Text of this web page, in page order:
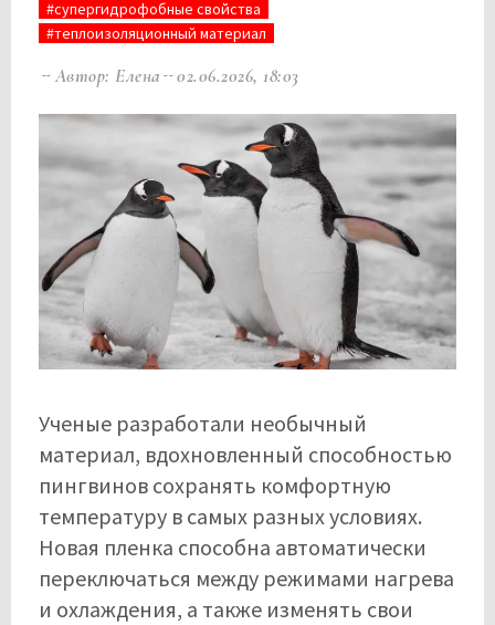
#супергидрофобные свойства
#теплоизоляционный материал
Автор: Елена 02.06.2026, 18:03
Ученые разработали необычный
материал, вдохновленный способностью
пингвинов сохранять комфортную
температуру в самых разных условиях.
Новая пленка способна автоматически
переключаться между режимами нагрева
и охлаждения, а также изменять свои